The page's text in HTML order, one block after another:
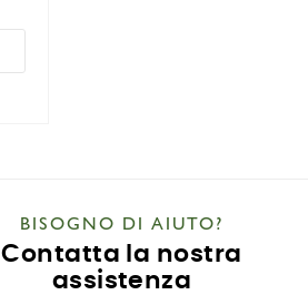
BISOGNO DI AIUTO?
Contatta la nostra
assistenza